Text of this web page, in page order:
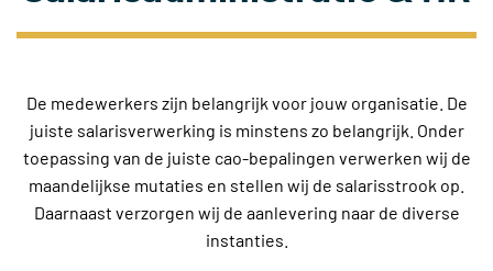
De medewerkers zijn belangrijk voor jouw organisatie. De
juiste salarisverwerking is minstens zo belangrijk. Onder
toepassing van de juiste cao-bepalingen verwerken wij de
maandelijkse mutaties en stellen wij de salarisstrook op.
Daarnaast verzorgen wij de aanlevering naar de diverse
instanties.